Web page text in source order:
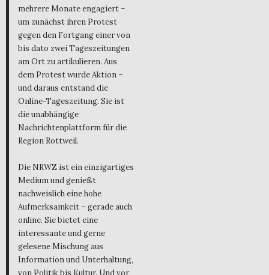
mehrere Monate engagiert –
um zunächst ihren Protest
gegen den Fortgang einer von
bis dato zwei Tageszeitungen
am Ort zu artikulieren. Aus
dem Protest wurde Aktion –
und daraus entstand die
Online-Tageszeitung. Sie ist
die unabhängige
Nachrichtenplattform für die
Region Rottweil.
Die NRWZ ist ein einzigartiges
Medium und genießt
nachweislich eine hohe
Aufmerksamkeit – gerade auch
online. Sie bietet eine
interessante und gerne
gelesene Mischung aus
Information und Unterhaltung,
von Politik bis Kultur. Und vor